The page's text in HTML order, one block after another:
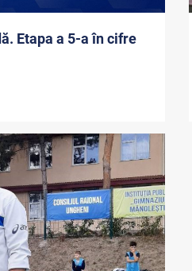
Etapa a 5-a în cifre